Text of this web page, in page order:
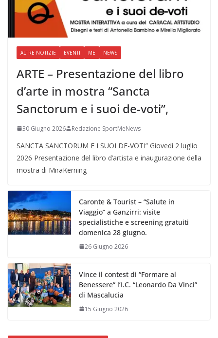
ALTRE NOTIZIE EVENTI ME NEWS
ARTE – Presentazione del libro
d’arte in mostra “Sancta
Sanctorum e i suoi de-voti”,
30 Giugno 2026 Redazione SportMeNews
SANCTA SANCTORUM E I SUOI DE-VOTI” Giovedì 2 luglio
2026 Presentazione del libro d’artista e inaugurazione della
mostra di MiraKerning
Caronte & Tourist – “Salute in
Viaggio” a Ganzirri: visite
specialistiche e screening gratuiti
domenica 28 giugno.
26 Giugno 2026
Vince il contest di “Formare al
Benessere” l’I.C. “Leonardo Da Vinci”
di Mascalucia
15 Giugno 2026